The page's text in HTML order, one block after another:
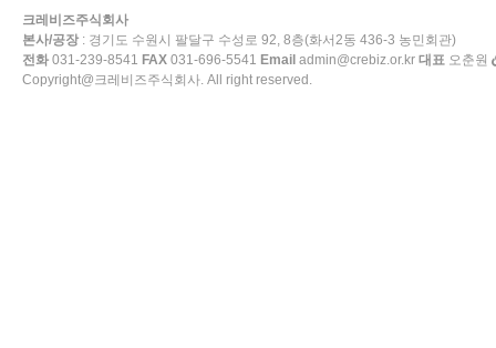
크레비즈주식회사
본사/공장 : 경기도 수원시 팔달구 수성로 92, 8층(화서2동 436-3 농민회관)
전화 031-239-8541 FAX 031-696-5541 Email admin@crebiz.or.kr 대표 오춘원
Copyright@크레비즈주식회사. All right reserved.